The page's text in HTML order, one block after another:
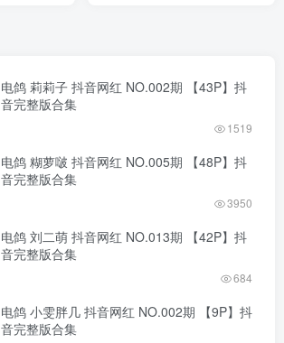
电鸽 莉莉子 抖音网红 NO.002期 【43P】抖
音完整版合集
1519
电鸽 糊萝啵 抖音网红 NO.005期 【48P】抖
音完整版合集
3950
电鸽 刘二萌 抖音网红 NO.013期 【42P】抖
音完整版合集
684
电鸽 小雯胖几 抖音网红 NO.002期 【9P】抖
音完整版合集